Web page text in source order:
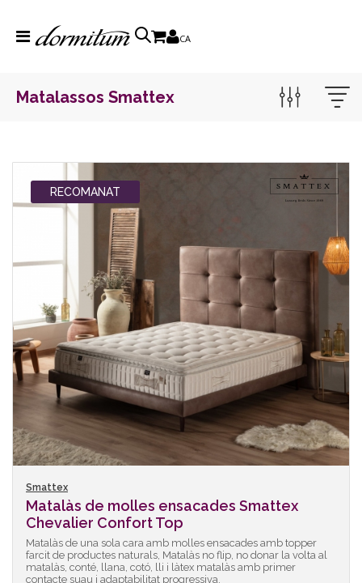
CA
Matalassos Smattex
RECOMANAT
Smattex
Matalàs de molles ensacades Smattex
Chevalier Confort Top
Matalàs de una sola cara amb molles ensacades amb topper
farcit de productes naturals, Matalàs no flip, no donar la volta al
matalàs, conté, llana, cotó, lli i làtex matalàs amb primer
contacte suau i adaptabilitat progressiva.